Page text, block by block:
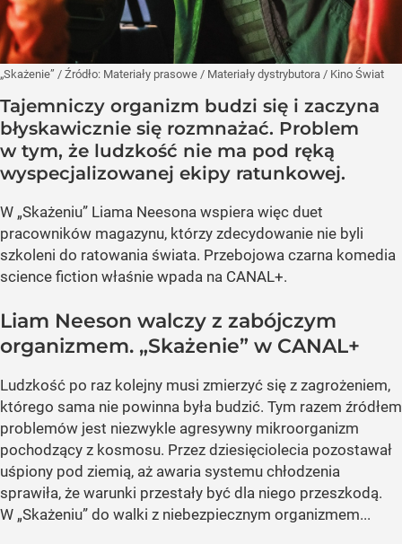
„Skażenie” / Źródło: Materiały prasowe / Materiały dystrybutora / Kino Świat
Tajemniczy organizm budzi się i zaczyna
błyskawicznie się rozmnażać. Problem
w tym, że ludzkość nie ma pod ręką
wyspecjalizowanej ekipy ratunkowej.
W „Skażeniu” Liama Neesona wspiera więc duet
pracowników magazynu, którzy zdecydowanie nie byli
szkoleni do ratowania świata. Przebojowa czarna komedia
science fiction właśnie wpada na CANAL+.
Liam Neeson walczy z zabójczym
organizmem. „Skażenie” w CANAL+
Ludzkość po raz kolejny musi zmierzyć się z zagrożeniem,
którego sama nie powinna była budzić. Tym razem źródłem
problemów jest niezwykle agresywny mikroorganizm
pochodzący z kosmosu. Przez dziesięciolecia pozostawał
uśpiony pod ziemią, aż awaria systemu chłodzenia
sprawiła, że warunki przestały być dla niego przeszkodą.
W „Skażeniu” do walki z niebezpiecznym organizmem...